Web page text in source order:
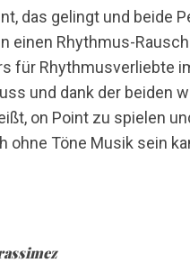
das gelingt und beide
einen Rhythmus-
für Rhythmusverliebte
und dank der beiden
on Point zu spielen
ohne Töne Musik sein